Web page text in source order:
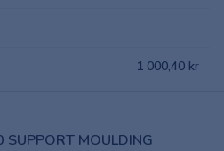
1 000,40 kr
MOULDING